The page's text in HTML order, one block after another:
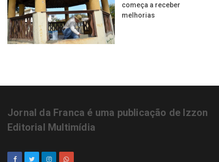
começa a receber
melhorias
Jornal da Franca é uma publicação de Izzon
Editorial Multimídia